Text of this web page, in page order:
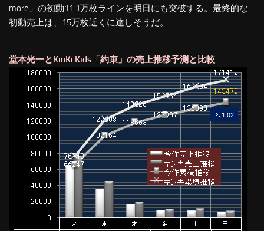
more」の初動11.1万枚ラインを明日にも突破する。最終的な
初動売上は、15万枚近くに達しそうだ。
堂本光一とKinKi Kids「約束」の売上推移予測と比較